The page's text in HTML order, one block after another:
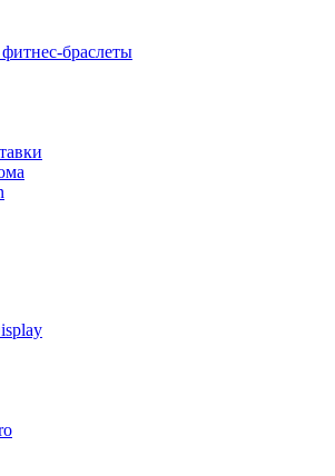
браслеты